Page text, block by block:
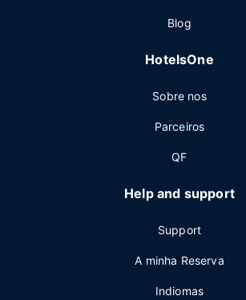
Blog
HotelsOne
Sobre nos
Parceiros
QF
Help and support
Support
A minha Reserva
Indiomas